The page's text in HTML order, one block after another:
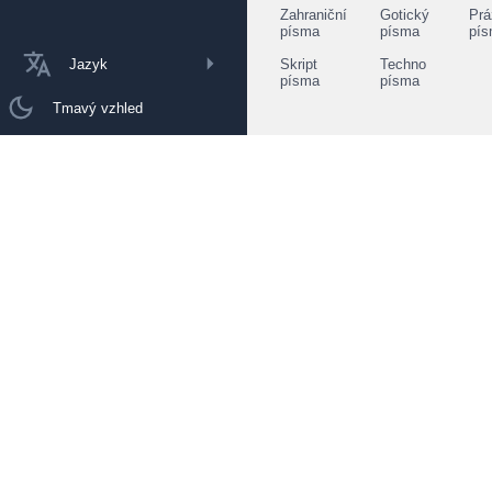
Jazyk
Tmavý vzhled
Zahraniční
písma
Gotický
písma
Skript
písma
Techno
písma